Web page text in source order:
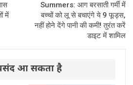
में
Summers: आग बरसाती गर्मी में
बच्चों को लू से बचाएंगे ये 9 फूड्स,
नहीं होने देंगे पानी की कमी! तुरंत करें
डाइट में शामिल
आ सकता है